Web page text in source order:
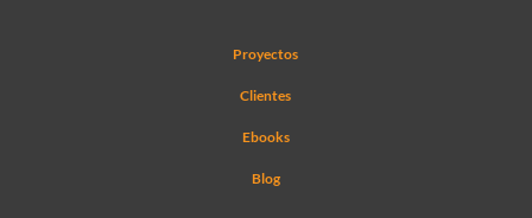
Proyectos
Clientes
Ebooks
Blog